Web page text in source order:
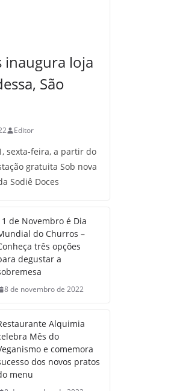
inaugura loja
São
Editor
sexta-feira, a partir do
gratuita Sob nova
Sodiê Doces
de Novembro é Dia
do Churros –
três opções
degustar a
8 de novembro de 2022
Alquimia
Mês do
e comemora
dos novos pratos
menu